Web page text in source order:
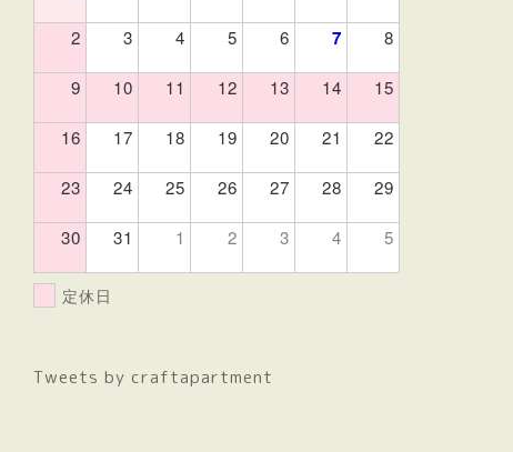
2 3 4 5 6 7 8
9 10 11 12 13 14 15
16 17 18 19 20 21 22
23 24 25 26 27 28 29
30 31 1 2 3 4 5
定休日
Tweets by craftapartment